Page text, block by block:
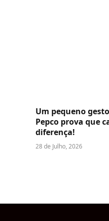
Um pequeno
Pepco prova que
diferença!
28 de Julho, 2026